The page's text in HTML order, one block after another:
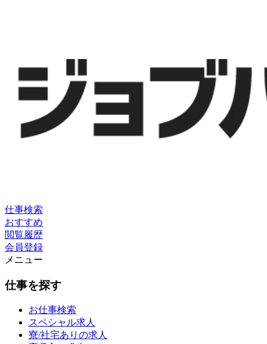
仕事検索
おすすめ
閲覧履歴
会員登録
メニュー
仕事を探す
お仕事検索
スペシャル求人
寮/社宅ありの求人